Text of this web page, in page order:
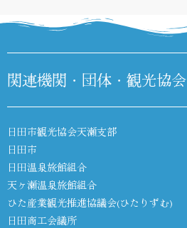
関連機関・団体・観光協会
日田市観光協会天瀬支部
日田市
日田温泉旅館組合
天ヶ瀬温泉旅館組合
ひた産業観光推進協議会(ひたりずむ)
日田商工会議所